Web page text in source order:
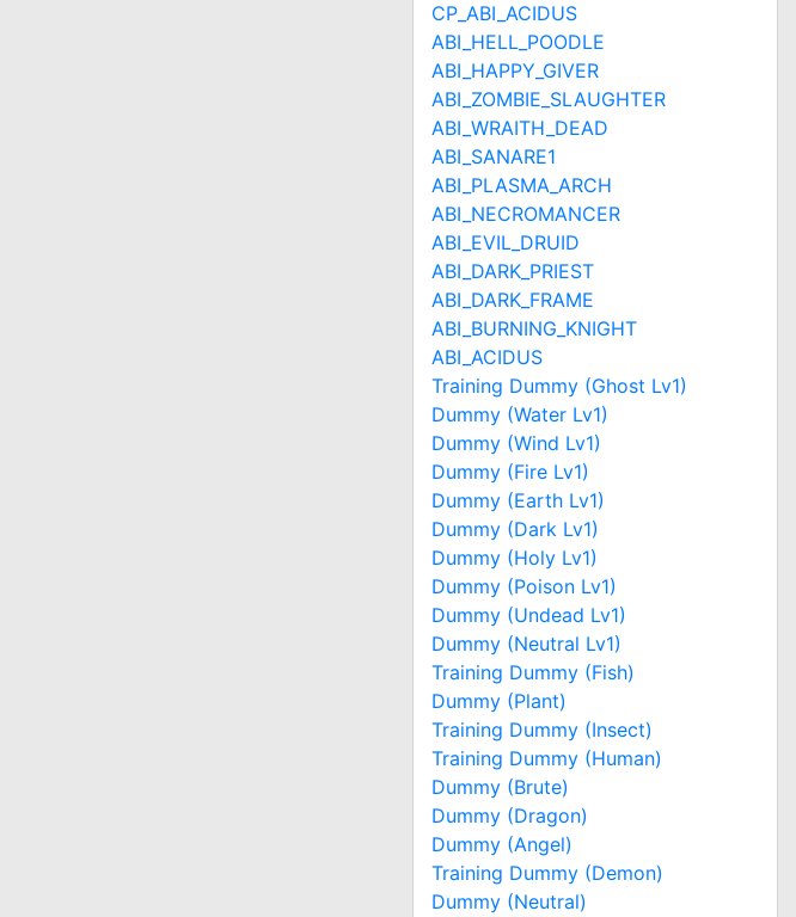
CP_ABI_ACIDUS
ABI_HELL_POODLE
ABI_HAPPY_GIVER
ABI_ZOMBIE_SLAUGHTER
ABI_WRAITH_DEAD
ABI_SANARE1
ABI_PLASMA_ARCH
ABI_NECROMANCER
ABI_EVIL_DRUID
ABI_DARK_PRIEST
ABI_DARK_FRAME
ABI_BURNING_KNIGHT
ABI_ACIDUS
Training Dummy (Ghost Lv1)
Dummy (Water Lv1)
Dummy (Wind Lv1)
Dummy (Fire Lv1)
Dummy (Earth Lv1)
Dummy (Dark Lv1)
Dummy (Holy Lv1)
Dummy (Poison Lv1)
Dummy (Undead Lv1)
Dummy (Neutral Lv1)
Training Dummy (Fish)
Dummy (Plant)
Training Dummy (Insect)
Training Dummy (Human)
Dummy (Brute)
Dummy (Dragon)
Dummy (Angel)
Training Dummy (Demon)
Dummy (Neutral)